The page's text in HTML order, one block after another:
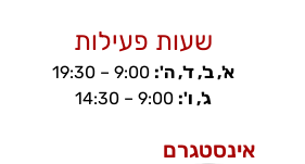
שעות פעילות
א', ב', ד', ה':
ג', ו':
אינסטגרם